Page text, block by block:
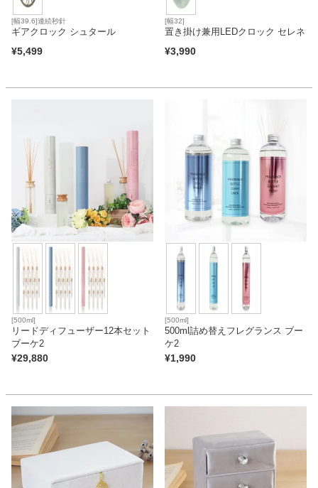
こたつ
マット
キッチン用品
家電・照明器具
[幅39.6]連続秒針
ギアクロック シュタール
¥5,499
[幅32]
置き掛け兼用LEDクロック セレネ
¥3,990
[500ml]
リードディフューザー12本セット
ブーケ2
¥29,880
[500ml]
500ml詰め替えフレグランス ブー
ケ2
¥1,990